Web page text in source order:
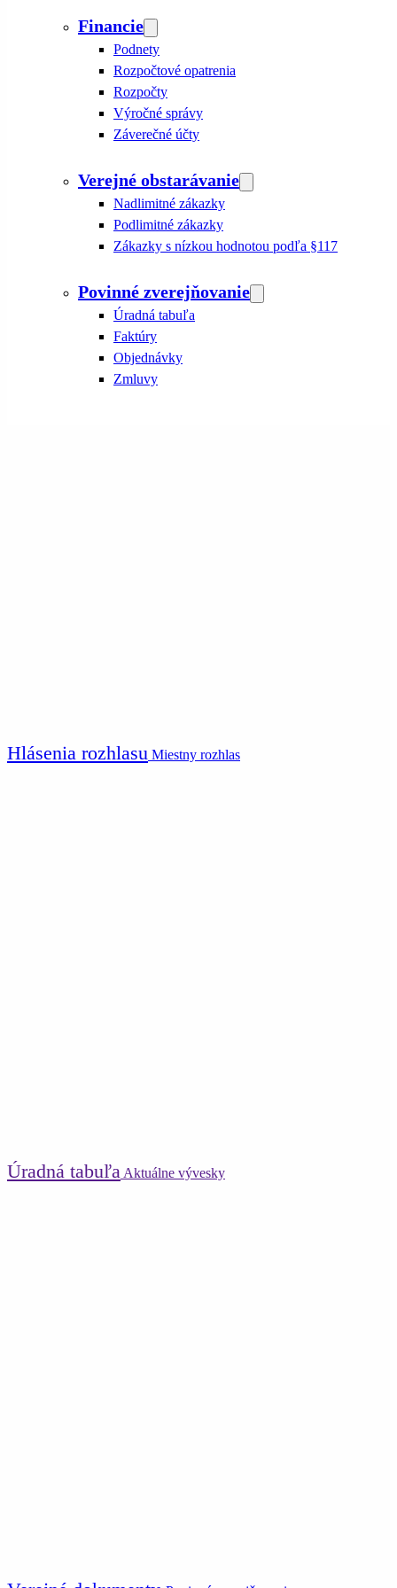
Financie
Podnety
Rozpočtové opatrenia
Rozpočty
Výročné správy
Záverečné účty
Verejné obstarávanie
Nadlimitné zákazky
Podlimitné zákazky
Zákazky s nízkou hodnotou podľa §117
Povinné zverejňovanie
Úradná tabuľa
Faktúry
Objednávky
Zmluvy
Hlásenia rozhlasu Miestny rozhlas
Úradná tabuľa Aktuálne vývesky